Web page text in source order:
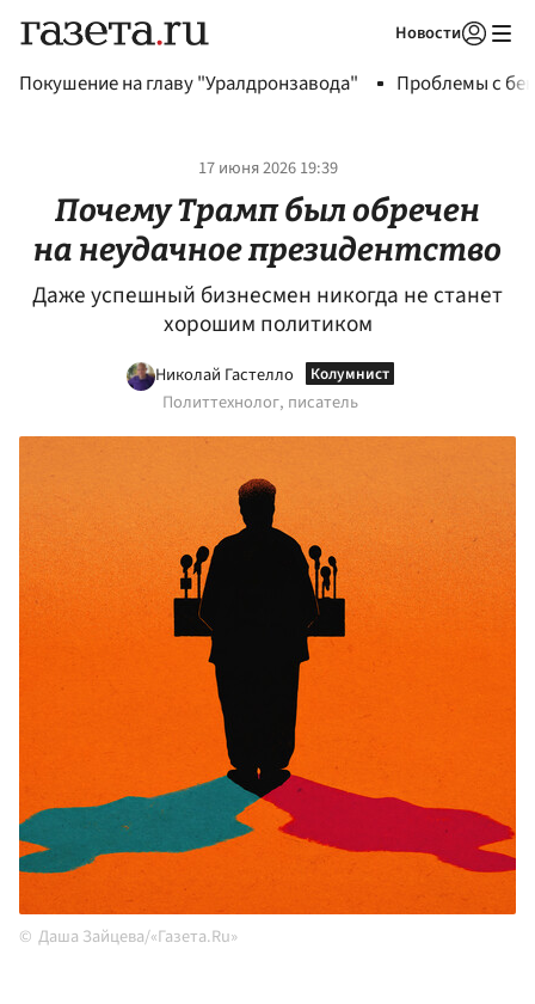
Новости
Покушение на главу "Уралдронзавода" Проблемы с
17 июня 2026 19:39
Почему Трамп был обречен
на неудачное президентство
Даже успешный бизнесмен никогда не станет
хорошим политиком
Николай Гастелло
Политтехнолог, писатель
Даша Зайцева/«Газета.Ru»